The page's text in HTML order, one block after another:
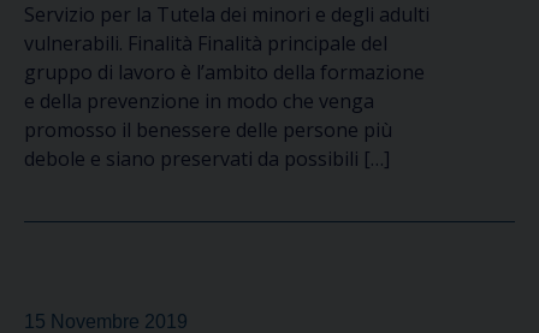
Servizio per la Tutela dei minori e degli adulti
vulnerabili. Finalità Finalità principale del
gruppo di lavoro è l’ambito della formazione
e della prevenzione in modo che venga
promosso il benessere delle persone più
debole e siano preservati da possibili […]
15 Novembre 2019